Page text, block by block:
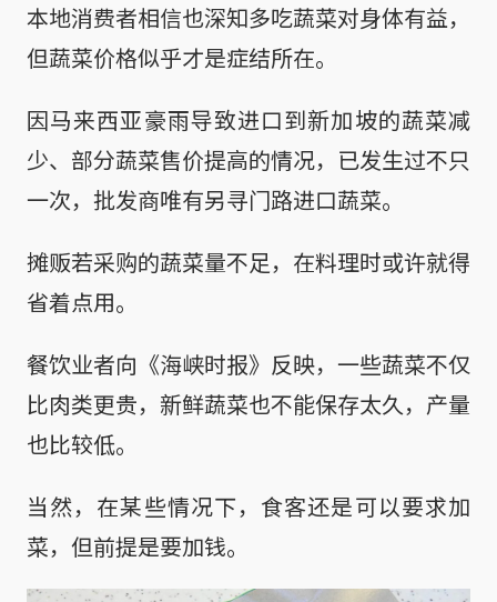
本地消费者相信也深知多吃蔬菜对身体有益，
但蔬菜价格似乎才是症结所在。
因马来西亚豪雨导致进口到新加坡的蔬菜减
少、部分蔬菜售价提高的情况，已发生过不只
一次，批发商唯有另寻门路进口蔬菜。
摊贩若采购的蔬菜量不足，在料理时或许就得
省着点用。
餐饮业者向《海峡时报》反映，一些蔬菜不仅
比肉类更贵，新鲜蔬菜也不能保存太久，产量
也比较低。
当然，在某些情况下，食客还是可以要求加
菜，但前提是要加钱。